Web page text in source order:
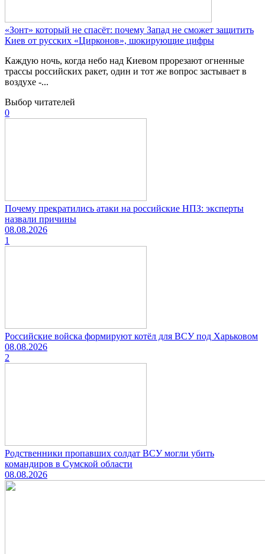
«Зонт» который не спасёт: почему Запад не сможет защитить
Киев от русских «Цирконов», шокирующие цифры
Каждую ночь, когда небо над Киевом прорезают огненные
трассы российских ракет, один и тот же вопрос застывает в
воздухе -...
Выбор читателей
0
Почему прекратились атаки на российские НПЗ: эксперты
назвали причины
08.08.2026
1
Российские войска формируют котёл для ВСУ под Харьковом
08.08.2026
2
Родственники пропавших солдат ВСУ могли убить
командиров в Сумской области
08.08.2026